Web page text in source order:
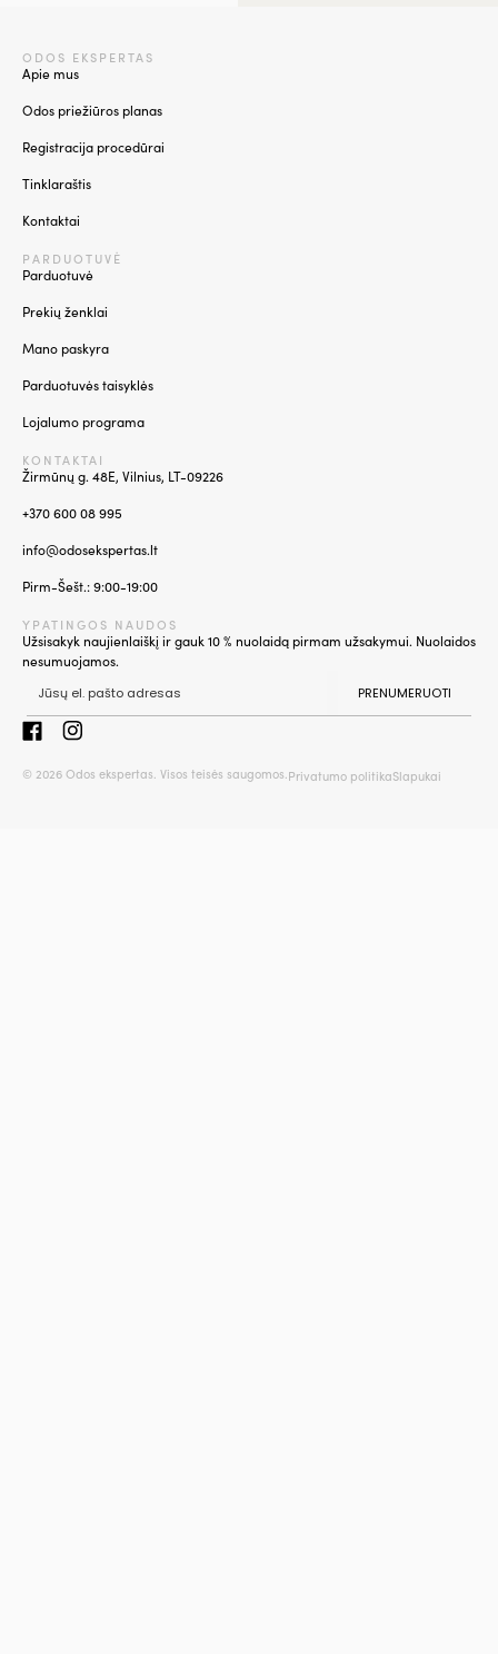
ODOS EKSPERTAS
Apie mus
Odos priežiūros planas
Registracija procedūrai
Tinklaraštis
Kontaktai
PARDUOTUVĖ
Parduotuvė
Prekių ženklai
Mano paskyra
Parduotuvės taisyklės
Lojalumo programa
KONTAKTAI
Žirmūnų g. 48E, Vilnius, LT-09226
+370 600 08 995
info@odosekspertas.lt
Pirm-Šešt.: 9:00-19:00
YPATINGOS NAUDOS
Užsisakyk naujienlaiškį ir gauk 10 % nuolaidą pirmam užsakymui. Nuolaidos
nesumuojamos.
PRENUMERUOTI
© 2026 Odos ekspertas. Visos teisės saugomos.Privatumo politikaSlapukai